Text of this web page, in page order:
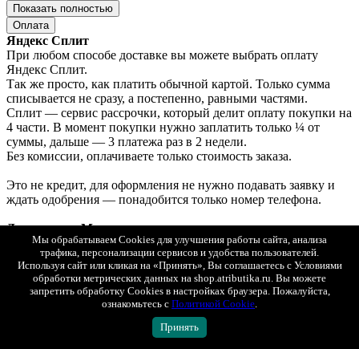
Показать полностью
Оплата
Яндекс Сплит
При любом способе доставке вы можете выбрать оплату
Яндекс Сплит.
Так же просто, как платить обычной картой. Только сумма
списывается не сразу, а постепенно, равными частями.
Сплит — сервис рассрочки, который делит оплату покупки на
4 части. В момент покупки нужно заплатить только ¼ от
суммы, дальше — 3 платежа раз в 2 недели.
Без комиссии, оплачиваете только стоимость заказа.
Это не кредит, для оформления не нужно подавать заявку и
ждать одобрения — понадобится только номер телефона.
Доставка по Москве
Оплата: онлайн, картой или наличными при получении.
Доставка в регионы (по всей России)
1. СДЭК (ПВЗ или курьером) с возможностью примерки.
Оплата: онлайн, картой или наличными при получении.
2. Почта России (первый класс).
Мы обрабатываем Cookies для улучшения работы сайта, анализа
трафика, персонализации сервисов и удобства пользователей.
Используя сайт или кликая на «Принять», Вы соглашаетесь с Условиями
обработки метрических данных на shop.atributika.ru. Вы можете
запретить обработку Cookies в настройках браузера. Пожалуйста,
ознакомьтесь с Политикой Cookie.
Принять